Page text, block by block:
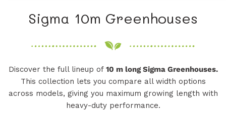
S
r
k
Sigma 10m Greenhouses
Discover the full lineup of 10 m long Sigma Greenhouses.
This collection lets you compare all width options
across models, giving you maximum growing length with
heavy-duty performance.